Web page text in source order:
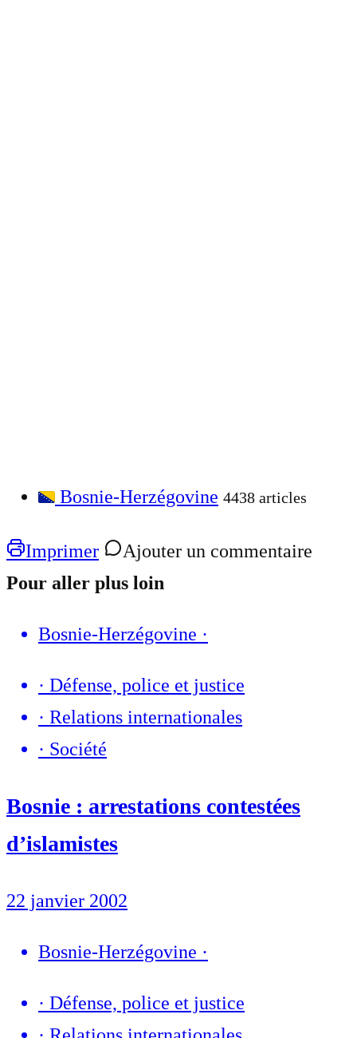
Bosnie-Herzégovine 4438 articles
Imprimer
Ajouter un commentaire
Pour aller plus loin
Bosnie-Herzégovine ·
· Défense, police et justice
· Relations internationales
· Société
Bosnie : arrestations contestées
d’islamistes
22 janvier 2002
Bosnie-Herzégovine ·
· Défense, police et justice